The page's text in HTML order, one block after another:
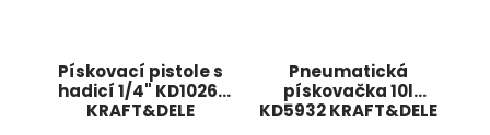
Pískovací pistole s
hadicí 1/4" KD10261
KRAFT&DELE
Pneumatická
pískovačka 10l
KD5932 KRAFT&DELE